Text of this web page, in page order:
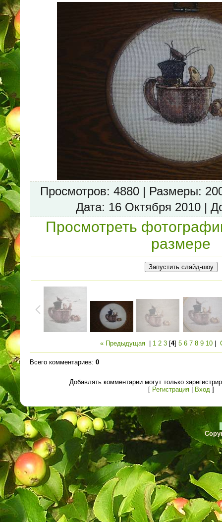
Просмотров: 4880 | Размеры:
Дата: 16 Октября 2010 |
Просмотреть
размере
« Предыдущая| 1 2 3[4] 5 6 7 8 9 10|
Всего комментариев: 0
Добавлять комментарии могут только
[ Регистрация| Вход ]